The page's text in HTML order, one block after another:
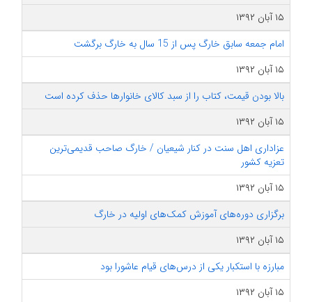
۱۵ آبان ۱۳۹۲
امام جمعه سابق خارگ پس از 15 سال به خارگ برگشت
۱۵ آبان ۱۳۹۲
بالا بودن قیمت، کتاب را از سبد کالای خانوارها حذف کرده است
۱۵ آبان ۱۳۹۲
عزاداری اهل سنت در کنار شیعیان / خارگ صاحب قدیمی‌ترین
تعزیه کشور
۱۵ آبان ۱۳۹۲
برگزاری دوره‌های آموزش کمک‌های اولیه در خارگ
۱۵ آبان ۱۳۹۲
مبارزه با استکبار یکی از درس‌های قیام عاشورا بود
۱۵ آبان ۱۳۹۲